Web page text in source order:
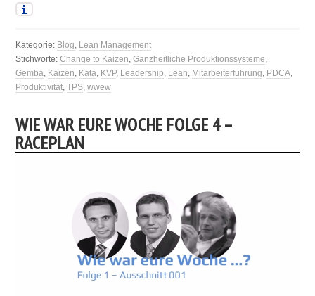
Kategorie: Blog Lean Management
Stichworte:Change to Kaizen ,Ganzheitliche Produktionssysteme
Gemba Kaizen Kata KVP, Leadership Lean Mitarbeiterführung PDCA
Produktivität ,TPS ,wwew
WIE WAR EURE WOCHE FOLGE 4 –
RACEPLAN